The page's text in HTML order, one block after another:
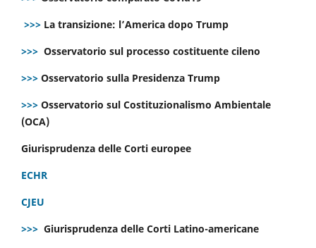
>>> La transizione: l’America dopo Trump
>>> Osservatorio sul processo costituente cileno
>>> Osservatorio sulla Presidenza Trump
>>> Osservatorio sul Costituzionalismo Ambientale
(OCA)
Giurisprudenza delle Corti europee
ECHR
CJEU
>>> Giurisprudenza delle Corti Latino-americane